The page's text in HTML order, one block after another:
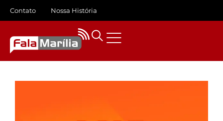
Contato Nossa História